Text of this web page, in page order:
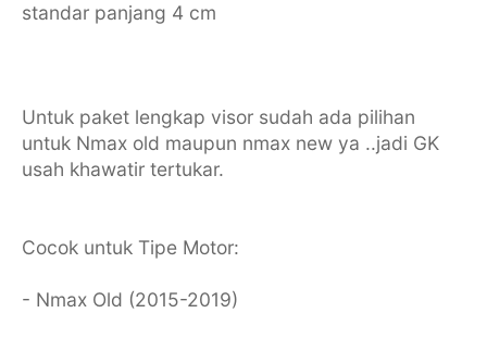
standar panjang 4 cm
Untuk paket lengkap visor sudah ada pilihan
untuk Nmax old maupun nmax new ya ..jadi GK
usah khawatir tertukar.
Cocok untuk Tipe Motor:
- Nmax Old (2015-2019)